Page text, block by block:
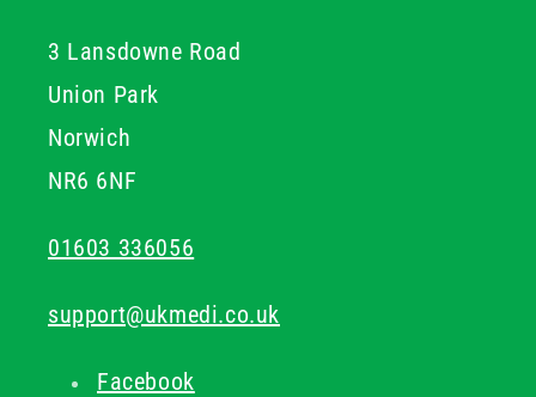
3 Lansdowne Road
Union Park
Norwich
NR6 6NF
01603 336056
support@ukmedi.co.uk
Facebook